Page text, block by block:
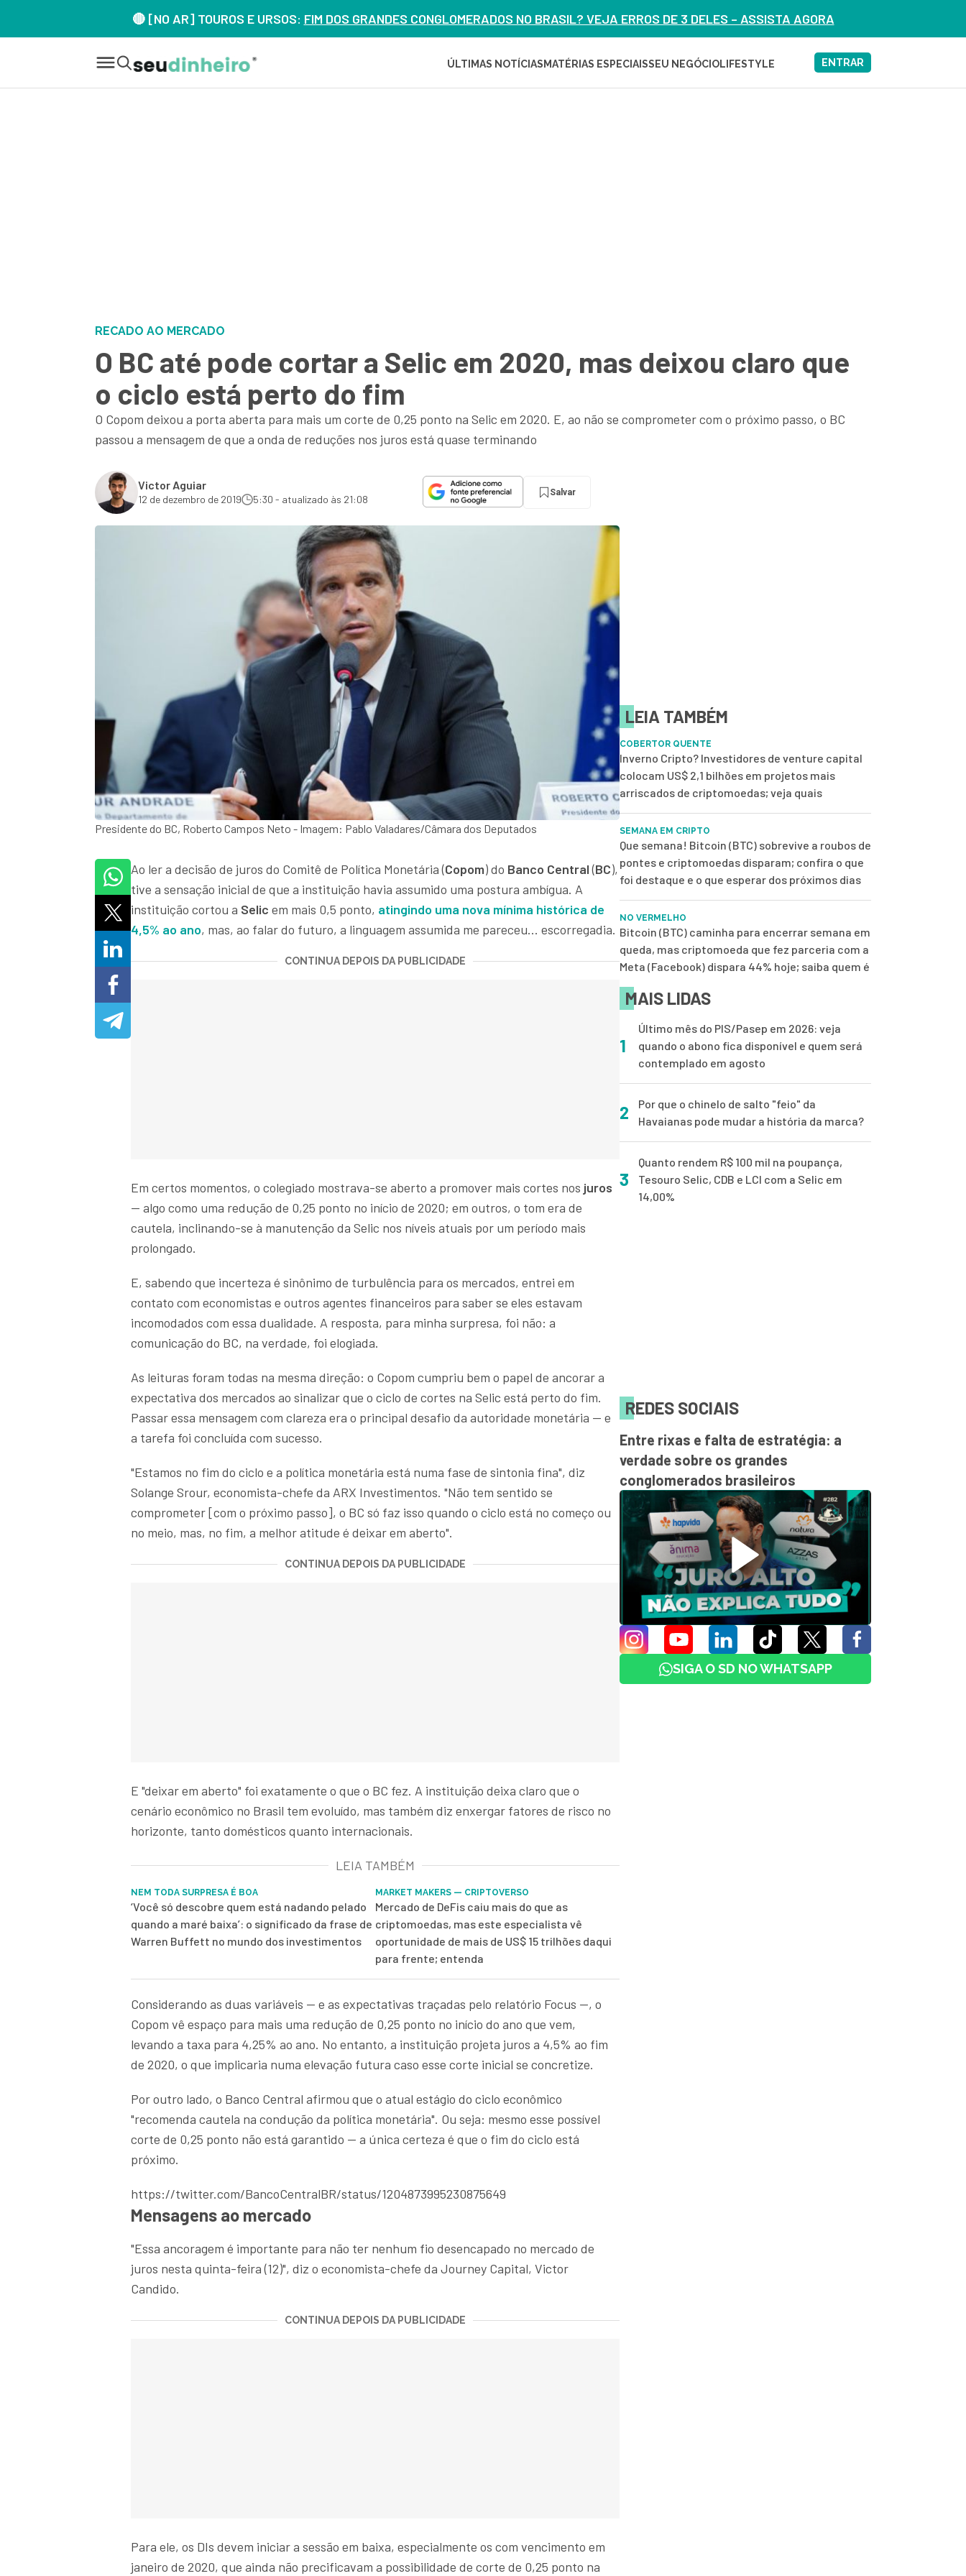
🔴 [NO AR] TOUROS E URSOS: FIM DOS GRANDES CONGLOMERADOS NO BRASIL? VEJA ERROS DE 3 DELES – ASSISTA AGORA
ÚLTIMAS NOTÍCIAS MATÉRIAS ESPECIAISSEU NEGÓCIOLIFESTYLE ENTRAR
RECADO AO MERCADO
O BC até pode cortar a Selic em 2020, mas deixou claro que
o ciclo está perto do fim
O Copom deixou a porta aberta para mais um corte de 0,25 ponto na Selic em 2020. E, ao não se comprometer com o próximo passo, o BC
passou a mensagem de que a onda de reduções nos juros está quase terminando
Victor Aguiar
12 de dezembro de 2019 5:30 - atualizado às 21:08
Salvar
Presidente do BC, Roberto Campos Neto - Imagem: Pablo Valadares/Câmara dos Deputados
Ao ler a decisão de juros do Comitê de Política Monetária (Copom) do Banco Central(BC),
tive a sensação inicial de que a instituição havia assumido uma postura ambígua. A
instituição cortou a Selic em mais 0,5 ponto, atingindo uma nova mínima histórica de
4,5% ao ano, mas, ao falar do futuro, a linguagem assumida me pareceu... escorregadia.
CONTINUA DEPOIS DA PUBLICIDADE
Em certos momentos, o colegiado mostrava-se aberto a promover mais cortes nos juros
— algo como uma redução de 0,25 ponto no início de 2020; em outros, o tom era de
cautela, inclinando-se à manutenção da Selic nos níveis atuais por um período mais
prolongado.
E, sabendo que incerteza é sinônimo de turbulência para os mercados, entrei em
contato com economistas e outros agentes financeiros para saber se eles estavam
incomodados com essa dualidade. A resposta, para minha surpresa, foi não: a
comunicação do BC, na verdade, foi elogiada.
As leituras foram todas na mesma direção: o Copom cumpriu bem o papel de ancorar a
expectativa dos mercados ao sinalizar que o ciclo de cortes na Selic está perto do fim.
Passar essa mensagem com clareza era o principal desafio da autoridade monetária — e
a tarefa foi concluída com sucesso.
"Estamos no fim do ciclo e a política monetária está numa fase de sintonia fina", diz
Solange Srour, economista-chefe da ARX Investimentos. "Não tem sentido se
comprometer [com o próximo passo], o BC só faz isso quando o ciclo está no começo ou
no meio, mas, no fim, a melhor atitude é deixar em aberto".
CONTINUA DEPOIS DA PUBLICIDADE
E "deixar em aberto" foi exatamente o que o BC fez. A instituição deixa claro que o
cenário econômico no Brasil tem evoluído, mas também diz enxergar fatores de risco no
horizonte, tanto domésticos quanto internacionais.
LEIA TAMBÉM
NEM TODA SURPRESA É BOA
‘Você só descobre quem está nadando pelado
quando a maré baixa’: o significado da frase de
Warren Buffett no mundo dos investimentos
MARKET MAKERS — CRIPTOVERSO
Mercado de DeFis caiu mais do que as
criptomoedas, mas este especialista vê
oportunidade de mais de US$ 15 trilhões daqui
para frente; entenda
Considerando as duas variáveis — e as expectativas traçadas pelo relatório Focus —, o
Copom vê espaço para mais uma redução de 0,25 ponto no início do ano que vem,
levando a taxa para 4,25% ao ano. No entanto, a instituição projeta juros a 4,5% ao fim
de 2020, o que implicaria numa elevação futura caso esse corte inicial se concretize.
Por outro lado, o Banco Central afirmou que o atual estágio do ciclo econômico
"recomenda cautela na condução da política monetária". Ou seja: mesmo esse possível
corte de 0,25 ponto não está garantido — a única certeza é que o fim do ciclo está
próximo.
https://twitter.com/BancoCentralBR/status/1204873995230875649
Mensagens ao mercado
"Essa ancoragem é importante para não ter nenhum fio desencapado no mercado de
juros nesta quinta-feira (12)", diz o economista-chefe da Journey Capital, Victor
Candido.
CONTINUA DEPOIS DA PUBLICIDADE
Para ele, os DIs devem iniciar a sessão em baixa, especialmente os com vencimento em
janeiro de 2020, que ainda não precificavam a possibilidade de corte de 0,25 ponto na
LEIA TAMBÉM
COBERTOR QUENTE
Inverno Cripto? Investidores de venture capital
colocam US$ 2,1 bilhões em projetos mais
arriscados de criptomoedas; veja quais
SEMANA EM CRIPTO
Que semana! Bitcoin (BTC) sobrevive a roubos de
pontes e criptomoedas disparam; confira o que
foi destaque e o que esperar dos próximos dias
NO VERMELHO
Bitcoin (BTC) caminha para encerrar semana em
queda, mas criptomoeda que fez parceria com a
Meta (Facebook) dispara 44% hoje; saiba quem é
MAIS LIDAS
1
Último mês do PIS/Pasep em 2026: veja
quando o abono fica disponível e quem será
contemplado em agosto
2
Por que o chinelo de salto "feio" da
Havaianas pode mudar a história da marca?
3
Quanto rendem R$ 100 mil na poupança,
Tesouro Selic, CDB e LCI com a Selic em
14,00%
REDES SOCIAIS
Entre rixas e falta de estratégia: a
verdade sobre os grandes
conglomerados brasileiros
SIGA O SD NO WHATSAPP